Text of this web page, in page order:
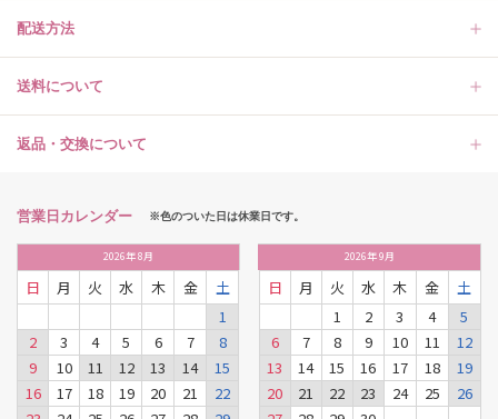
配送方法
送料について
返品・交換について
営業日カレンダー ※色のついた日は休業日です。
2026年8月
日 月 火 水 木 金
土
1
2
3 4 5 6 7
8
9
10 11 12 13 14
15
16
17 18 19 20 21
22
2026年9月
日 月 火 水 木 金
土
1
2 3 4
5
6
7 8 9 10 11
12
13
14 15 16 17 18
19
20
21 22 23 24 25
26